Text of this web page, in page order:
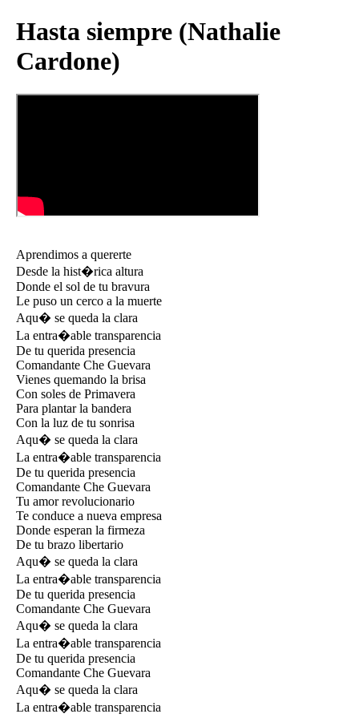
Hasta siempre (Nathalie
Cardone)
Aprendimos a quererte
Desde la hist�rica altura
Donde el sol de tu bravura
Le puso un cerco a la muerte
Aqu� se queda la clara
La entra�able transparencia
De tu querida presencia
Comandante Che Guevara
Vienes quemando la brisa
Con soles de Primavera
Para plantar la bandera
Con la luz de tu sonrisa
Aqu� se queda la clara
La entra�able transparencia
De tu querida presencia
Comandante Che Guevara
Tu amor revolucionario
Te conduce a nueva empresa
Donde esperan la firmeza
De tu brazo libertario
Aqu� se queda la clara
La entra�able transparencia
De tu querida presencia
Comandante Che Guevara
Aqu� se queda la clara
La entra�able transparencia
De tu querida presencia
Comandante Che Guevara
Aqu� se queda la clara
La entra�able transparencia